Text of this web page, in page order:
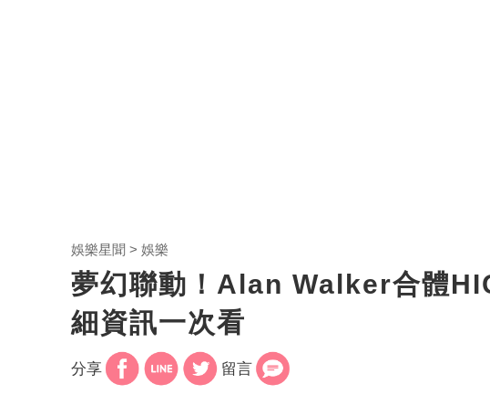
娛樂星聞 娛樂
夢幻聯動！Alan Walker合體
細資訊一次看
分享 留言